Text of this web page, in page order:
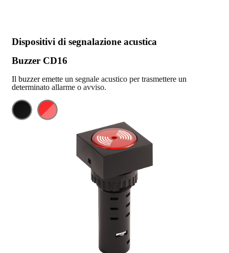
Dispositivi di segnalazione acustica
Buzzer CD16
Il buzzer emette un segnale acustico per trasmettere un
determinato allarme o avviso.